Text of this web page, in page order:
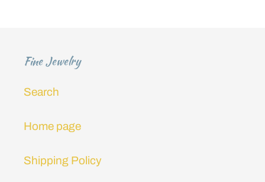
Fine Jewelry
Search
Home page
Shipping Policy